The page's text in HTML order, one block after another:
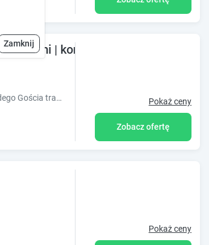
Zamknij | konie, łąka, staw, sad
Zielone Zacisze to nasza miłość,nasz dom, w którym każdego Gościa traktujemy jak domownika. Pokaż ceny
Zobacz ofertę
Pokaż ceny